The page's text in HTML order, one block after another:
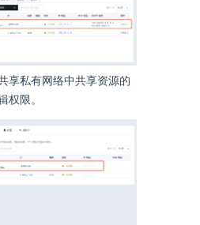
享私有网络中共享资源的
权限。